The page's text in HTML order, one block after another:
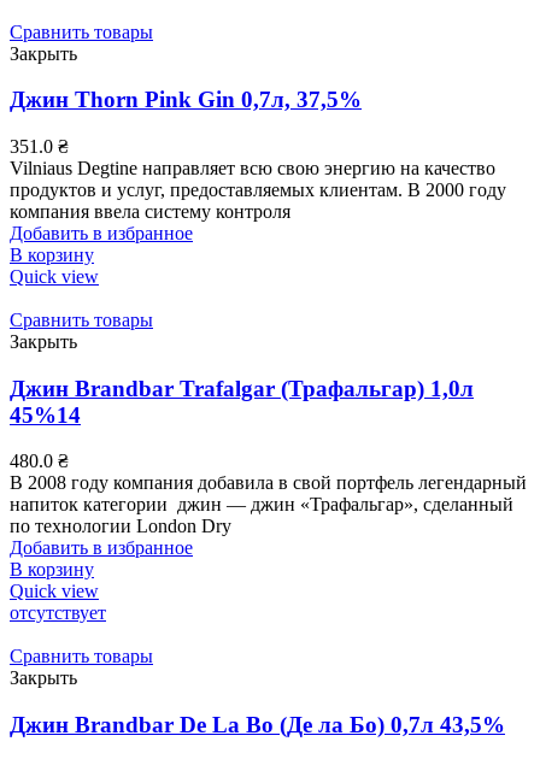
Сравнить товары
Закрыть
Джин Thorn Pink Gin 0,7л, 37,5%
351.0 ₴
Vilniaus Degtine направляет всю свою энергию на качество
продуктов и услуг, предоставляемых клиентам. В 2000 году
компания ввела систему контроля
Добавить в избранное
В корзину
Quick view
Сравнить товары
Закрыть
Джин Brandbar Trafalgar (Трафальгар) 1,0л
45%14
480.0 ₴
В 2008 году компания добавила в свой портфель легендарный
напиток категории джин — джин «Трафальгар», сделанный
по технологии London Dry
Добавить в избранное
В корзину
Quick view
отсутствует
Сравнить товары
Закрыть
Джин Brandbar De La Bo (Де ла Бо) 0,7л 43,5%